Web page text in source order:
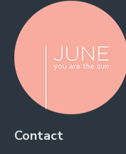
Contact